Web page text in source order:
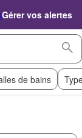
Gérer vos alertes
de bains